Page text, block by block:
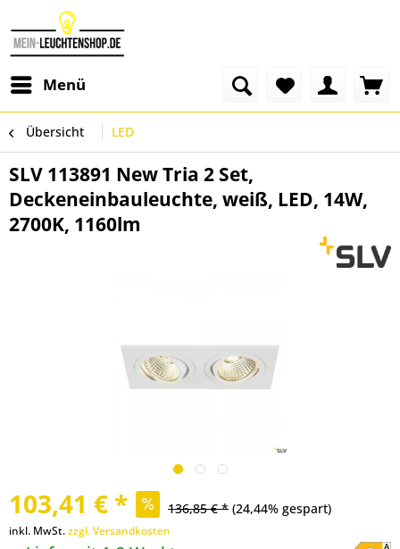
Menü
Übersicht LED
SLV 113891 New Tria 2 Set,
Deckeneinbauleuchte, weiß, LED, 14W,
2700K, 1160lm
103,41 € * 136,85 € * (24,44% gespart)
inkl. MwSt.zzgl. Versandkosten